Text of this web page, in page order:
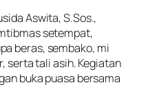
Aswita, S.Sos.,
setempat,
beras, sembako, mi
serta tali asih. Kegiatan
buka puasa bersama